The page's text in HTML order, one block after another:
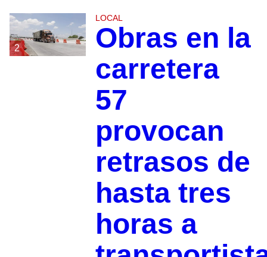
2
LOCAL
Obras en la
carretera
57
provocan
retrasos de
hasta tres
horas a